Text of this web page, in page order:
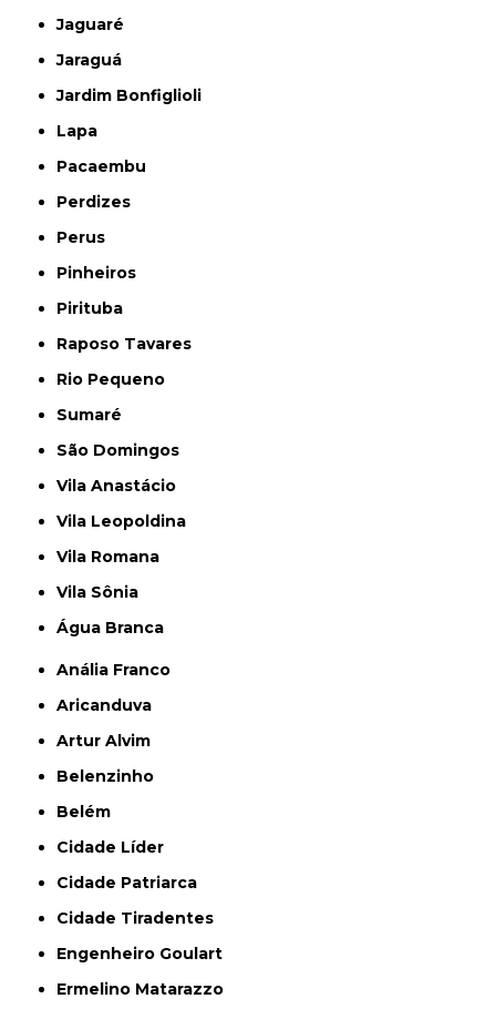
Jaguaré
Jaraguá
Jardim Bonfiglioli
Lapa
Pacaembu
Perdizes
Perus
Pinheiros
Pirituba
Raposo Tavares
Rio Pequeno
Sumaré
São Domingos
Vila Anastácio
Vila Leopoldina
Vila Romana
Vila Sônia
Água Branca
Anália Franco
Aricanduva
Artur Alvim
Belenzinho
Belém
Cidade Líder
Cidade Patriarca
Cidade Tiradentes
Engenheiro Goulart
Ermelino Matarazzo